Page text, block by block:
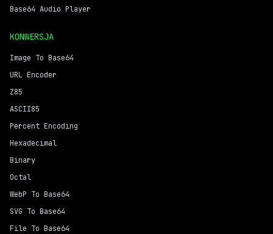
Base64 Audio Player
KONWERSJA
Image To Base64
URL Encoder
Z85
ASCII85
Percent Encoding
Hexadecimal
Binary
Octal
WebP To Base64
SVG To Base64
File To Base64